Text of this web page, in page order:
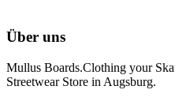
Über uns
Mullus Boards.Clothing your
Streetwear Store in Augsburg.